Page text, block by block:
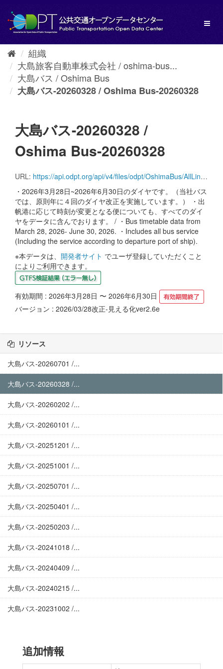
し
組織
大島旅客自動車株式会社 / oshima-bus...
大島バス / Oshima Bus
大島バス-20260328 / Oshima Bus-20260328
大島バス-20260328 /
Oshima Bus-20260328
URL: https://api.odpt.org/api/v4/files/odpt/OshimaBus/AllLines.zip?date=20260328&acl:consumerKey=[アクセストークン/YOUR_ACCESS_TOKEN]
・2026年3月28日~2026年6月30日のダイヤです。（当社バス
では、原則年に４回のダイヤ改正を実施しています。） ・出
帆港に応じて時刻が変更となる便についても、すべてのダイ
ヤをデータに含んでおります。 / ・Bus timetable data from
March 28, 2026- June 30, 2026. ・Includes all bus service
(Including the service according to departure port of ship).
※本データは、 開発者サイト でユーザ登録していただくこと
によりご利用できます。
有効期間 : 2026年3月28日 〜 2026年6月30日
バージョン : 2026/03/28改正-見える化ver2.6e
リソース
大島バス-20260701 /...
大島バス-20260328 /...
大島バス-20260202 /...
大島バス-20260101 /...
大島バス-20251201 /...
大島バス-20251001 /...
大島バス-20250701 /...
大島バス-20250401 /...
大島バス-20250203 /...
大島バス-20241018 /...
大島バス-20240409 /...
大島バス-20240215 /...
大島バス-20231002 /...
追加情報